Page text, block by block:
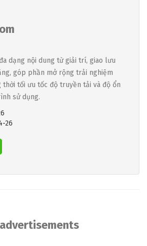
dạng nội dung từ giải trí, giao lưu
góp phần mở rộng trải nghiệm
thời tối ưu tốc độ truyền tải và độ ổn
sử dụng.
26